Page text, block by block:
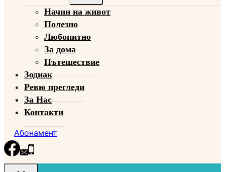
menu
Начин на живот
Полезно
Любопитно
За дома
Пътешествие
Зодиак
Ревю прегледи
За Нас
Контакти
Абонамент